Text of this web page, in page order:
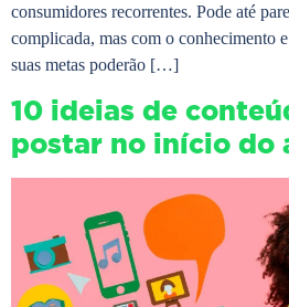
consumidores recorrentes. Pode até
complicada, mas com o conhecimento
suas metas poderão […]
10 ideias de
postar no início do